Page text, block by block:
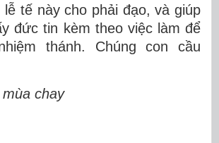
tế này cho phải đạo, và giúp
đức tin kèm theo việc làm để
thánh. Chúng con cầu
chay